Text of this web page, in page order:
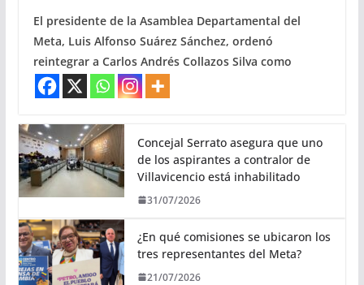
El presidente de la Asamblea Departamental del
Meta, Luis Alfonso Suárez Sánchez, ordenó
reintegrar a Carlos Andrés Collazos Silva como
Concejal Serrato asegura que uno
de los aspirantes a contralor de
Villavicencio está inhabilitado
31/07/2026
¿En qué comisiones se ubicaron los
tres representantes del Meta?
21/07/2026